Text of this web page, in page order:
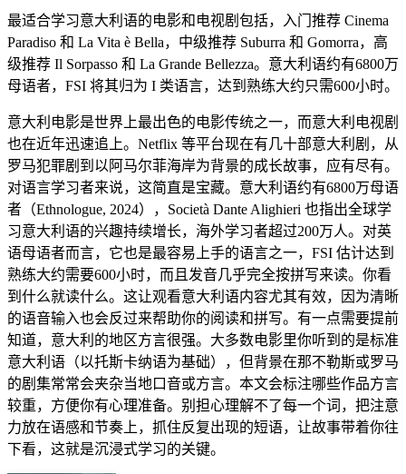
最适合学习意大利语的电影和电视剧包括，入门推荐 Cinema
Paradiso 和 La Vita è Bella，中级推荐 Suburra 和 Gomorra，高
级推荐 Il Sorpasso 和 La Grande Bellezza。意大利语约有6800万
母语者，FSI 将其归为 I 类语言，达到熟练大约只需600小时。
意大利电影是世界上最出色的电影传统之一，而意大利电视剧
也在近年迅速追上。Netflix 等平台现在有几十部意大利剧，从
罗马犯罪剧到以阿马尔菲海岸为背景的成长故事，应有尽有。
对语言学习者来说，这简直是宝藏。意大利语约有6800万母语
者（Ethnologue, 2024），Società Dante Alighieri 也指出全球学
习意大利语的兴趣持续增长，海外学习者超过200万人。对英
语母语者而言，它也是最容易上手的语言之一，FSI 估计达到
熟练大约需要600小时，而且发音几乎完全按拼写来读。你看
到什么就读什么。这让观看意大利语内容尤其有效，因为清晰
的语音输入也会反过来帮助你的阅读和拼写。有一点需要提前
知道，意大利的地区方言很强。大多数电影里你听到的是标准
意大利语（以托斯卡纳语为基础），但背景在那不勒斯或罗马
的剧集常常会夹杂当地口音或方言。本文会标注哪些作品方言
较重，方便你有心理准备。别担心理解不了每一个词，把注意
力放在语感和节奏上，抓住反复出现的短语，让故事带着你往
下看，这就是沉浸式学习的关键。